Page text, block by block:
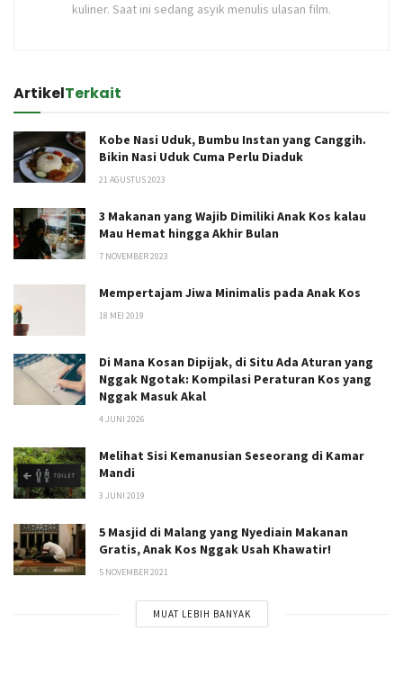
kuliner. Saat ini sedang asyik menulis ulasan film.
ArtikelTerkait
Kobe Nasi Uduk, Bumbu Instan yang Canggih.
Bikin Nasi Uduk Cuma Perlu Diaduk
21 AGUSTUS 2023
3 Makanan yang Wajib Dimiliki Anak Kos kalau
Mau Hemat hingga Akhir Bulan
7 NOVEMBER 2023
Mempertajam Jiwa Minimalis pada Anak Kos
18 MEI 2019
Di Mana Kosan Dipijak, di Situ Ada Aturan yang
Nggak Ngotak: Kompilasi Peraturan Kos yang
Nggak Masuk Akal
4 JUNI 2026
Melihat Sisi Kemanusian Seseorang di Kamar
Mandi
3 JUNI 2019
5 Masjid di Malang yang Nyediain Makanan
Gratis, Anak Kos Nggak Usah Khawatir!
5 NOVEMBER 2021
MUAT LEBIH BANYAK